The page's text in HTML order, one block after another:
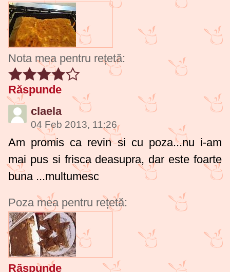
Nota mea pentru rețetă:
Răspunde
claela
04 Feb 2013, 11:26
Am promis ca revin si cu poza...nu i-am
mai pus si frisca deasupra, dar este foarte
buna ...multumesc
Poza mea pentru rețetă:
Răspunde